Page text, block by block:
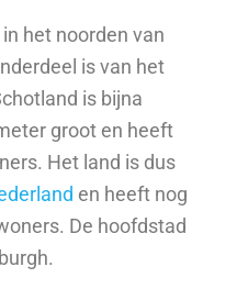
het noorden van
is van het
is bijna
groot en heeft
Het land is dus
en heeft nog
De hoofdstad